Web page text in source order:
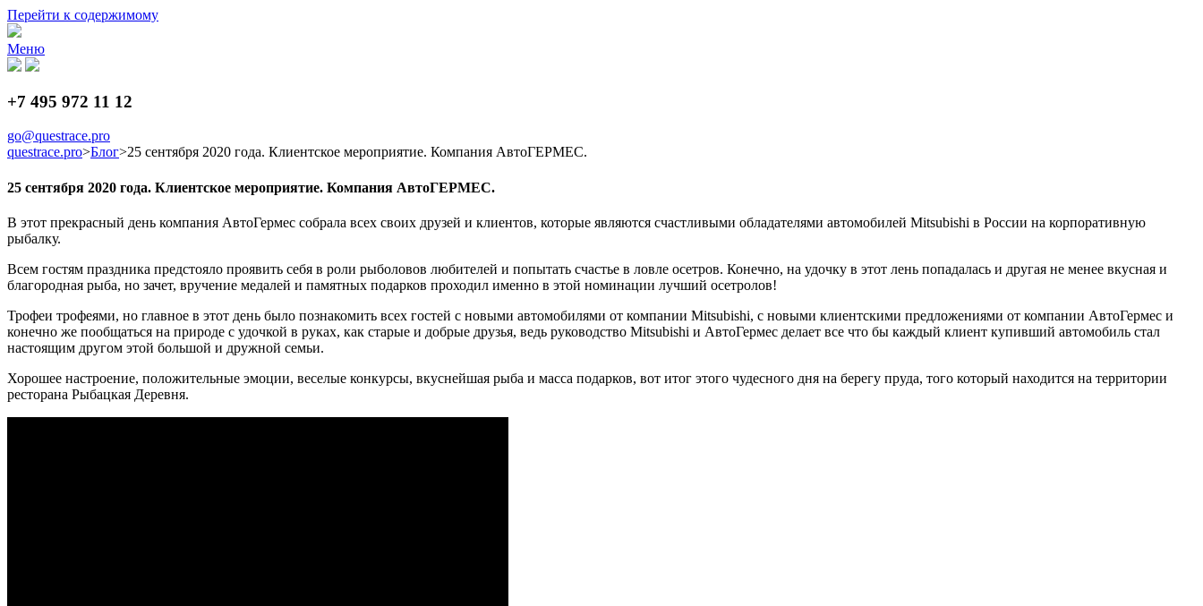
Перейти к содержимому
Меню
+7 495 972 11 12
go@questrace.pro
questrace.pro>Блог>25 сентября 2020 года. Клиентское мероприятие. Компания АвтоГЕРМЕС.
25 сентября 2020 года. Клиентское мероприятие. Компания АвтоГЕРМЕС.
В этот прекрасный день компания АвтоГермес собрала всех своих друзей и клиентов, которые являются счастливыми обладателями автомобилей Mitsubishi в России на корпоративную
рыбалку.
Всем гостям праздника предстояло проявить себя в роли рыболовов любителей и попытать счастье в ловле осетров. Конечно, на удочку в этот лень попадалась и другая не менее вкусная и
благородная рыба, но зачет, вручение медалей и памятных подарков проходил именно в этой номинации лучший осетролов!
Трофеи трофеями, но главное в этот день было познакомить всех гостей с новыми автомобилями от компании Mitsubishi, с новыми клиентскими предложениями от компании АвтоГермес и
конечно же пообщаться на природе с удочкой в руках, как старые и добрые друзья, ведь руководство Mitsubishi и АвтоГермес делает все что бы каждый клиент купивший автомобиль стал
настоящим другом этой большой и дружной семьи.
Хорошее настроение, положительные эмоции, веселые конкурсы, вкуснейшая рыба и масса подарков, вот итог этого чудесного дня на берегу пруда, того который находится на территории
ресторана Рыбацкая Деревня.